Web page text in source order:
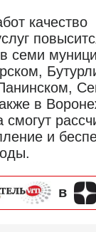
качество
семи
в
смогут
и
в